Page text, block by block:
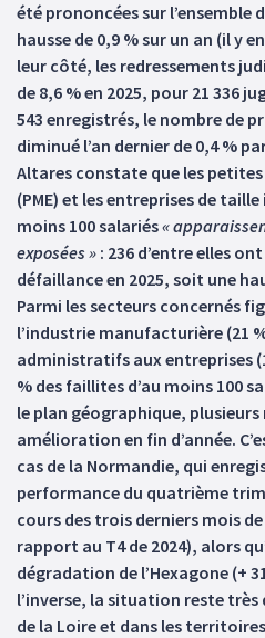
été prononcées sur l’ensemble
hausse de 0,9 % sur un an (il y
leur côté, les redressements
de 8,6 % en 2025, pour 21 336
543 enregistrés, le nombre de
diminué l’an dernier de 0,4 %
Altares constate que les
(PME) et les entreprises de
moins 100 salariés«
exposées » : 236 d’entre elles
défaillance en 2025, soit une
Parmi les secteurs concernés
l’industrie manufacturière (21
administratifs aux entreprises
% des faillites d’au moins 100
le plan géographique,
amélioration en fin d’année.
cas de la Normandie, qui
performance du quatrième
cours des trois derniers mois
rapport au T4 de 2024), alors
dégradation de l’Hexagone (+
l’inverse, la situation reste très
de la Loire et dans les